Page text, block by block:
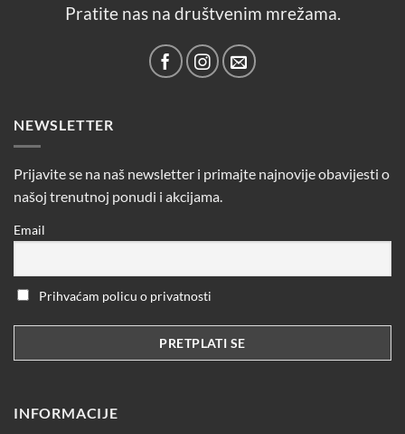
Pratite nas na društvenim mrežama.
NEWSLETTER
Prijavite se na naš newsletter i primajte najnovije obavijesti o
našoj trenutnoj ponudi i akcijama.
Email
Prihvaćam policu o privatnosti
INFORMACIJE